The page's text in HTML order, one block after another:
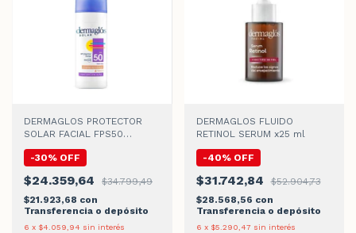
DERMAGLOS PROTECTOR
SOLAR FACIAL FPS50
C/COLOR CLARO CREMA
x50gr
-30% OFF
$24.359,64
$34.799,49
$21.923,68 con
Transferencia o depósito
6 x $4.059,94 sin interés
DERMAGLOS FLUIDO
RETINOL SERUM x25 ml
-40% OFF
$31.742,84
$52.904,73
$28.568,56 con
Transferencia o depósito
6 x $5.290,47 sin interés